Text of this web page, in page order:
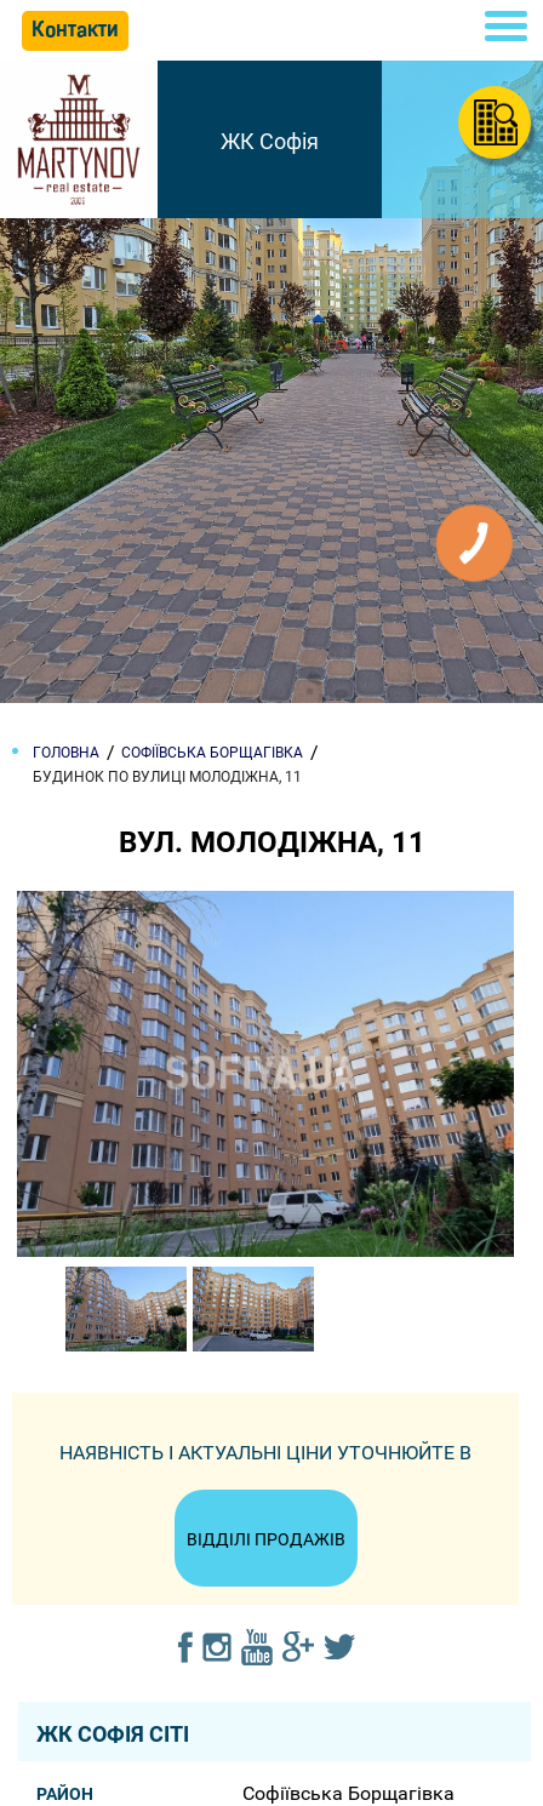
Контакти
ЖК Софія
ГОЛОВНА
СОФІЇВСЬКА БОРЩАГІВКА
БУДИНОК ПО ВУЛИЦІ МОЛОДІЖНА, 11
ВУЛ. МОЛОДІЖНА, 11
НАЯВНІСТЬ І АКТУАЛЬНІ ЦІНИ УТОЧНЮЙТЕ В
ВІДДІЛІ ПРОДАЖІВ
ЖК СОФІЯ СІТІ
РАЙОН Софіївська Борщагівка